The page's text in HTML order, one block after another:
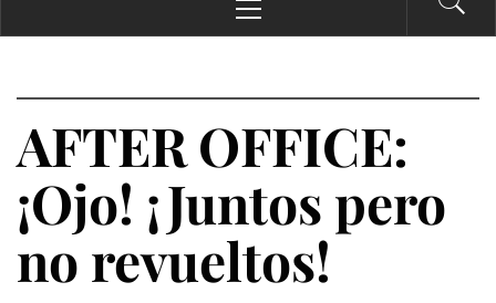
principal
AFTER OFFICE:
¡Ojo! ¡Juntos pero
no revueltos!